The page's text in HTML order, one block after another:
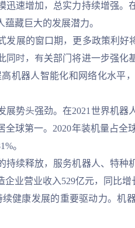
迅速增加，总实力持续增强。
藏巨大的发展潜力。
展的窗口期，更多政策利好
同时，有关部门将进一步强化
机器人智能化和网络化水平
势头强劲。在2021世界机器
球第一。2020年装机量占全
。
释放，服务机器人、特种机
业营业收入529亿元，同比增
康发展的重要驱动力。机